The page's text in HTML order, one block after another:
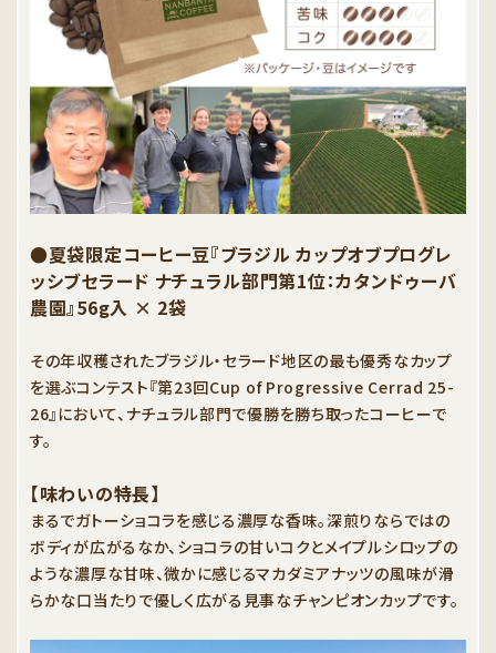
●夏袋限定コーヒー豆『ブラジル カップオブプログレ
ッシブセラード ナチュラル部門第1位：カタンドゥーバ
農園』56g入 × 2袋
その年収穫されたブラジル・セラード地区の最も優秀なカップ
を選ぶコンテスト『第23回Cup of Progressive Cerrad 25-
26』において、ナチュラル部門で優勝を勝ち取ったコーヒーで
す。
【味わいの特長】
まるでガトーショコラを感じる濃厚な香味。深煎りならではの
ボディが広がるなか、ショコラの甘いコクとメイプルシロップの
ような濃厚な甘味、微かに感じるマカダミアナッツの風味が滑
らかな口当たりで優しく広がる見事なチャンピオンカップです。